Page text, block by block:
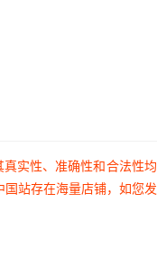
实性、准确性和合法性
站存在海量店铺，如您